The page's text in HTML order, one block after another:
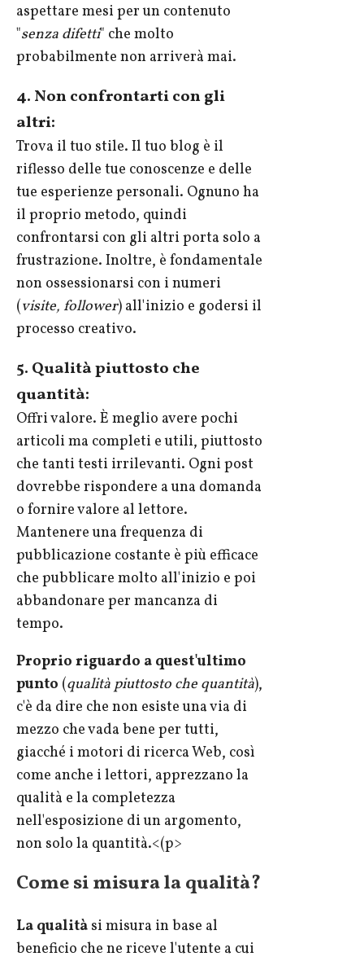
aspettare mesi per un contenuto
"senza difetti" che molto
probabilmente non arriverà mai.
4. Non confrontarti con gli
altri:
Trova il tuo stile. Il tuo blog è il
riflesso delle tue conoscenze e delle
tue esperienze personali. Ognuno ha
il proprio metodo, quindi
confrontarsi con gli altri porta solo a
frustrazione. Inoltre, è fondamentale
non ossessionarsi con i numeri
(visite, follower) all'inizio e godersi il
processo creativo.
5. Qualità piuttosto che
quantità:
Offri valore. È meglio avere pochi
articoli ma completi e utili, piuttosto
che tanti testi irrilevanti. Ogni post
dovrebbe rispondere a una domanda
o fornire valore al lettore.
Mantenere una frequenza di
pubblicazione costante è più efficace
che pubblicare molto all'inizio e poi
abbandonare per mancanza di
tempo.
Proprio riguardo a quest'ultimo
punto (qualità piuttosto che quantità),
c'è da dire che non esiste una via di
mezzo che vada bene per tutti,
giacché i motori di ricerca Web, così
come anche i lettori, apprezzano la
qualità e la completezza
nell'esposizione di un argomento,
non solo la quantità.<(p>
Come si misura la qualità?
La qualità si misura in base al
beneficio che ne riceve l'utente a cui